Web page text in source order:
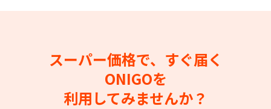
スーパー価格で、すぐ届く
ONIGOを
利用してみませんか？